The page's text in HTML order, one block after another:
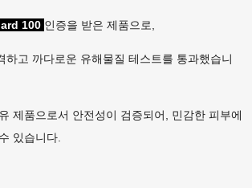
100 인증을 받은 제품으로,
하고 까다로운 유해물질 테스트를 통과했습니
제품으로서 안전성이 검증되어, 민감한 피부에
있습니다.